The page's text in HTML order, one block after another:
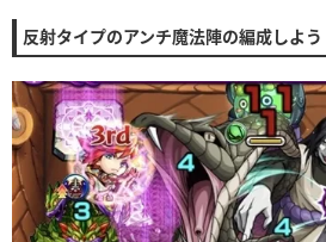
反射タイプのアンチ魔法陣の編成しよう